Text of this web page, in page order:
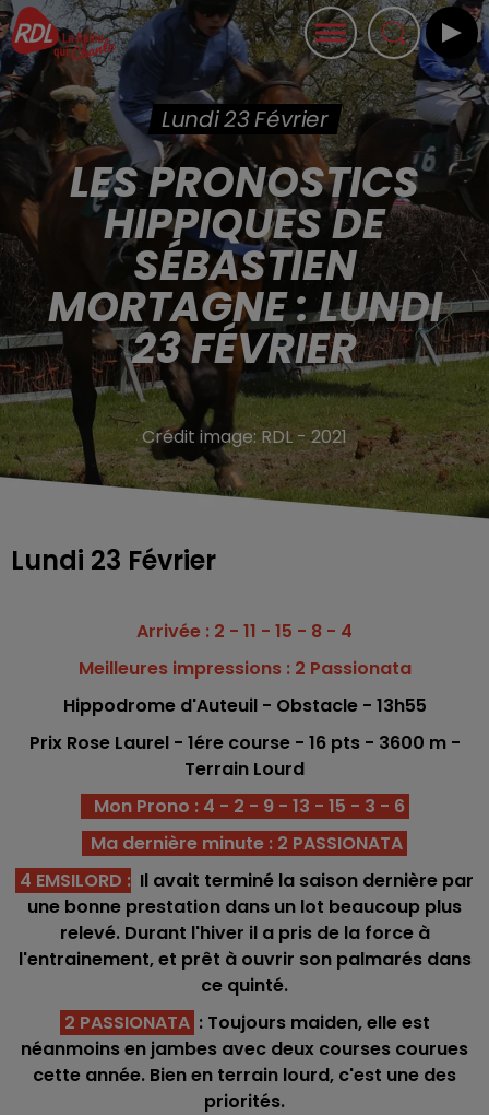
Lundi 23 Février
LES PRONOSTICS
HIPPIQUES DE
SÉBASTIEN
MORTAGNE : LUNDI
23 FÉVRIER
Crédit image:RDL - 2021
Lundi 23 Février
Arrivée : 2 - 11 - 15 - 8 - 4
Meilleures impressions : 2 Passionata
Hippodrome d'Auteuil - Obstacle - 13h55
Prix Rose Laurel - 1ére course - 16 pts - 3600 m -
Terrain Lourd
Mon Prono : 4 - 2 - 9 - 13 - 15 - 3 - 6
Ma dernière minute : 2 PASSIONATA
4 EMSILORD : Il avait terminé la saison dernière par
une bonne prestation dans un lot beaucoup plus
relevé. Durant l'hiver il a pris de la force à
l'entrainement, et prêt à ouvrir son palmarés dans
ce quinté.
2 PASSIONATA : Toujours maiden, elle est
néanmoins en jambes avec deux courses courues
cette année. Bien en terrain lourd, c'est une des
priorités.